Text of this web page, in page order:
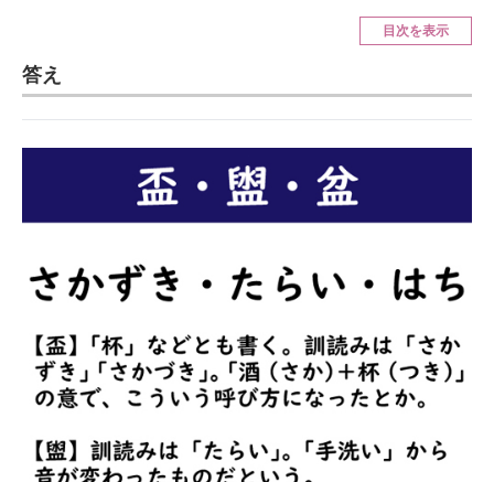
ITの今と未来を見通す
進化するPCとデバイスの未来
好きが集まる 比べて選べる
ビジネスと働き方のヒント
企業ITのトレンドを詳説
マーケ×ITの今がよく分かる
目次を表示
答え